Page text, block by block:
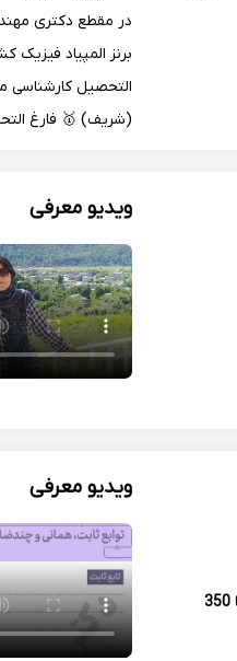
در مقطع دکتری
برنز المپیاد فیزیک
التحصیل کارشناسی
(شریف) 🥇 فارغ
تدریس دروس
سمپاد و دانشگاه 🥇
ویدیو معرفی
300 تا 350
ویدیو معرفی